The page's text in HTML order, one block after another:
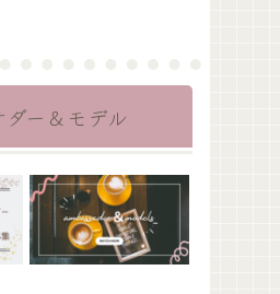
ダー＆モデル